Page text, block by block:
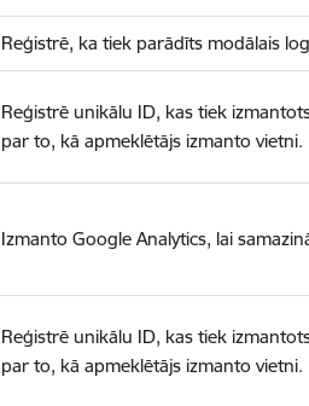
Reģistrē, ka tiek parādīts modālais
Reģistrē unikālu ID, kas tiek
par to, kā apmeklētājs izmanto vietni.
Izmanto Google Analytics, lai
Reģistrē unikālu ID, kas tiek
par to, kā apmeklētājs izmanto vietni.